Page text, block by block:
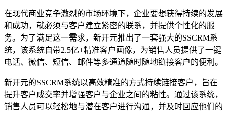
在现代商业竞争激烈的市场环境下，企业要想获得持续的发展
和成功，就必须与客户建立紧密的联系，并提供个性化的服
务。为了满足这一需求，新开元推出了一套强大的SSCRM系
统，该系统自带2.5亿+精准客户画像，为销售人员提供了一键
电话、微信、短信、邮件等多通道随时随地链接客户的便利。
新开元的SSCRM系统以高效精准的方式持续链接客户，旨在
提升客户成交率并增强客户与企业之间的粘性。通过该系统，
销售人员可以轻松地与潜在客户进行沟通，并及时回应他们的